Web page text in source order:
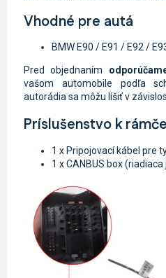
Vhodné pre autá
BMW E90 / E91 / E92 /
Pred objednaním
vašom automobile podľa
autorádia sa môžu líšiť v
Príslušenstvo k
1 x Pripojovací kábel pre
1 x CANBUS box